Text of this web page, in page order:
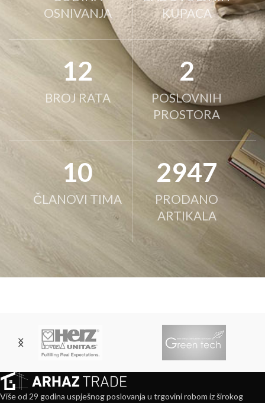
OSNIVANJA
KUPACA
12
BROJ RATA
2
POSLOVNIH
PROSTORA
10
ČLANOVI TIMA
3000
PRODANO
ARTIKALA
Više od 29 godina uspješnog poslovanja u trgovini robom iz širokog